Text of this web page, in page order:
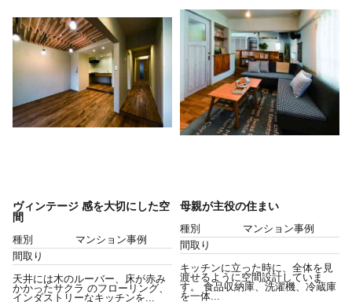
ヴィンテージ 感を大切にした空
間
種別
マンション事例
間取り
天井には木のルーバー、床が赤み
かかったサクラ のフローリング、
インダストリーなキッチンを...
母親が主役の住まい
種別
マンション事例
間取り
キッチンに立った時に、全体を見
渡せるように空間設計していま
す。 食品収納庫、洗濯機、冷蔵庫
を一体...